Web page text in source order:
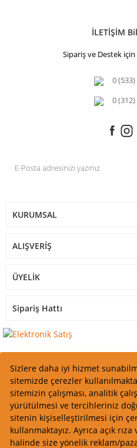
Sizlere daha iyi hizmet
sitemizde çerezler
sitemizin çalışması, analitik
yürütülmesi ve tercihleriniz
sitenin kişiselleştirilmesi için
kullanmaktayız. Ayrıca açık
halinde size yönelik reklam/
İLETİŞİM
Sipariş ve Destek
0
0
KURUMSAL
ALIŞVERİŞ
ÜYELİK
Sipariş Hattı
Start Elektronik Sanayi
Resimler Yazılar ve İçeriklerin Tüm
Kredi kartı bilgileriniz 256bit